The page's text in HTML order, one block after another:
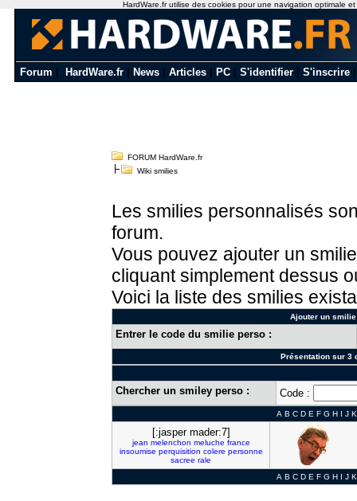
Forum HardWare.fr News Articles PC S'identifier S'inscrire
FORUM HardWare.fr
Wiki smilies
Les smilies personnalisés
forum.
Vous pouvez ajouter un
cliquant simplement dessus
Voici la liste des smilies
Ajouter un
Entrer le code du smilie perso :
Présentation sur 3
Chercher un smiley perso : Code :
A B C D E F G H I J K
[:jasper mader:7]
jean melenchon meluche france
insoumise perquisition colere personne
sacree rale
A B C D E F G H I J K
HardWare.fr utilise des cookies pour une navigation optimale